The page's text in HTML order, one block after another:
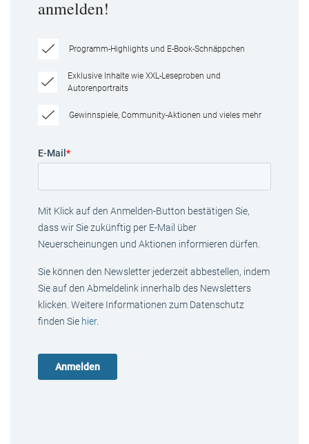
anmelden!
Programm-Highlights und E-Book-Schnäppchen
Exklusive Inhalte wie XXL-Leseproben und
Autorenportraits
Gewinnspiele, Community-Aktionen und vieles mehr
E-Mail *
Mit Klick auf den Anmelden-Button bestätigen Sie,
dass wir Sie zukünftig per E-Mail über
Neuerscheinungen und Aktionen informieren dürfen.
Sie können den Newsletter jederzeit abbestellen, indem
Sie auf den Abmeldelink innerhalb des Newsletters
klicken. Weitere Informationen zum Datenschutz
finden Sie hier.